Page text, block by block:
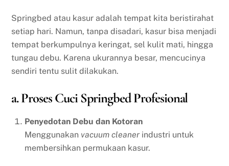
Springbed atau kasur adalah tempat kita beristirahat
setiap hari. Namun, tanpa disadari, kasur bisa menjadi
tempat berkumpulnya keringat, sel kulit mati, hingga
tungau debu. Karena ukurannya besar, mencucinya
sendiri tentu sulit dilakukan.
a. Proses Cuci Springbed Profesional
Penyedotan Debu dan Kotoran
Menggunakan vacuum cleaner industri untuk
membersihkan permukaan kasur.